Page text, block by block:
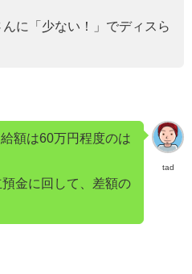
に「少ない！」でディスら
tad
額は60万円程度のは
金に回して、差額の